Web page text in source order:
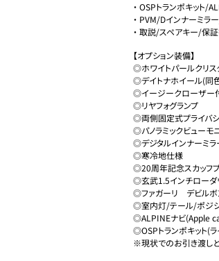
・ OSPトランポキット/
・ PVM/Dインナーミラ
・ 取説/スペアキー/保
【オプション装備】
◎ホワイトパールクリス
◎デイトナホイール(同
◎イージークローザー
◎リヤフォグランプ
◎両側固定式プライバ
◎パノラミックビューモ
◎デジタルインナーミラ
◎寒冷地仕様
◎20周年記念スカッフ
◎玄武1.5インチローダ
◎ファガーリ　デビル
◎室内灯/テール/ポジ
◎ALPINEナビ(Apple
◎OSPトランポキット(ラ
※現状でのお引き渡しと